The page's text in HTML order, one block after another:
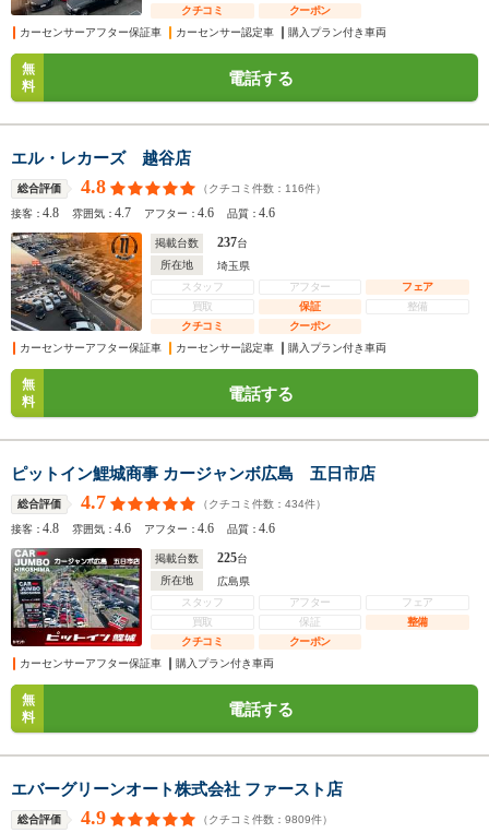
クチコミ
クーポン
カーセンサーアフター保証車
カーセンサー認定車 購入プラン付き車両
無
料
電話する
エル・レカーズ 越谷店
総合評価 4.8 （クチコミ件数： 116件）
接客：4.8 雰囲気：4.7 アフター：4.6 品質：4.6
掲載台数 237台
所在地
埼玉県
スタッフ
アフター
フェア
買取
保証
整備
クチコミ
クーポン
カーセンサーアフター保証車
カーセンサー認定車 購入プラン付き車両
無
料
電話する
ピットイン鯉城商事 カージャンボ広島 五日市店
総合評価 4.7 （クチコミ件数： 434件）
接客：4.8 雰囲気：4.6 アフター：4.6 品質：4.6
掲載台数 225台
所在地
広島県
スタッフ
アフター
フェア
買取
保証
整備
クチコミ
クーポン
カーセンサーアフター保証車
購入プラン付き車両
無
料
電話する
エバーグリーンオート株式会社 ファースト店
総合評価 4.9 （クチコミ件数： 9809件）